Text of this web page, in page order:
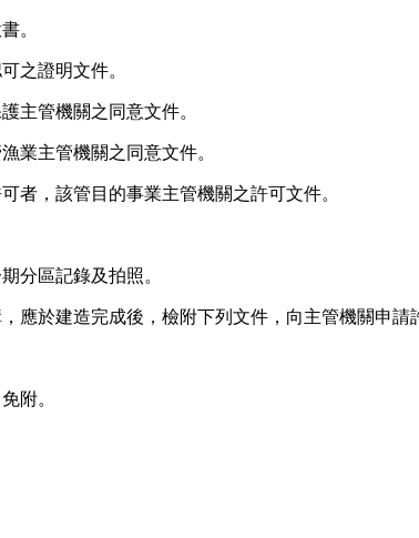
。
之證明文件。
主管機關之同意文件。
業主管機關之同意文件。
者，該管目的事業主管機關之許可文件。
分區記錄及拍照。
於建造完成後，檢附下列文件，向主管機關申請
附。